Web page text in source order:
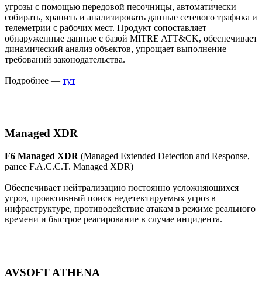
угрозы с помощью передовой песочницы, автоматически
собирать, хранить и анализировать данные сетевого трафика и
телеметрии с рабочих мест. Продукт сопоставляет
обнаруженные данные с базой MITRE ATT&CK, обеспечивает
динамический анализ объектов, упрощает выполнение
требований законодательства.
Подробнее — тут
Managed XDR
F6 Managed XDR (Managed Extended Detection and Response,
ранее F.A.C.C.T. Managed XDR)
Обеспечивает нейтрализацию постоянно усложняющихся
угроз, проактивный поиск недетектируемых угроз в
инфраструктуре, противодействие атакам в режиме реального
времени и быстрое реагирование в случае инцидента.
AVSOFT ATHENA